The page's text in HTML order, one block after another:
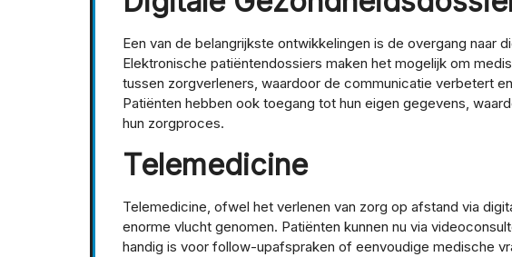
Een van de belangrijkste ontwikkelingen is de overgang naar
Elektronische patiëntendossiers maken het mogelijk om
tussen zorgverleners, waardoor de communicatie verbetert
Patiënten hebben ook toegang tot hun eigen gegevens,
hun zorgproces.
Telemedicine
Telemedicine, ofwel het verlenen van zorg op afstand via
enorme vlucht genomen. Patiënten kunnen nu via
handig is voor follow-upafspraken of eenvoudige medische